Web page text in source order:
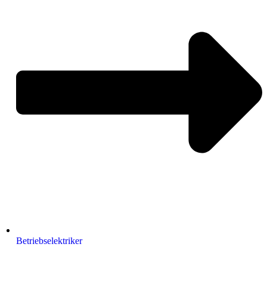
Betriebselektriker